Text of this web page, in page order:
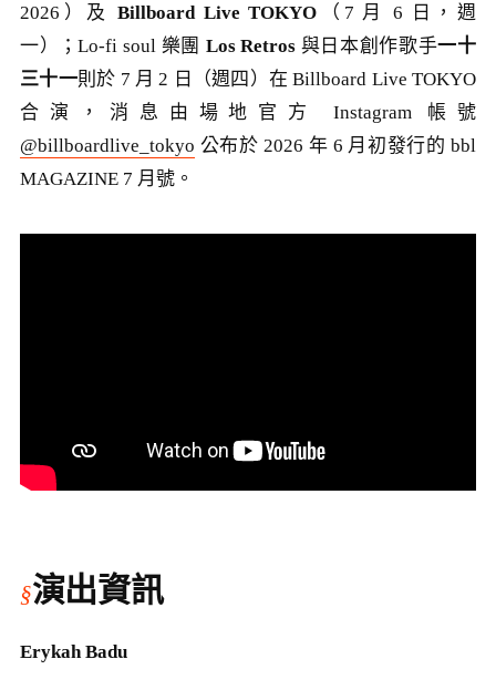
2026）及Billboard Live TOKYO （7 月 6 日，週
一）；Lo-fi soul 樂團 Los Retros 與日本創作歌手一十
三十一則於 7 月 2 日（週四）在 Billboard Live TOKYO
合演，消息由場地官方 Instagram 帳號
@billboardlive_tokyo 公布於 2026 年 6 月初發行的 bbl
MAGAZINE 7 月號。
演出資訊
Erykah Badu